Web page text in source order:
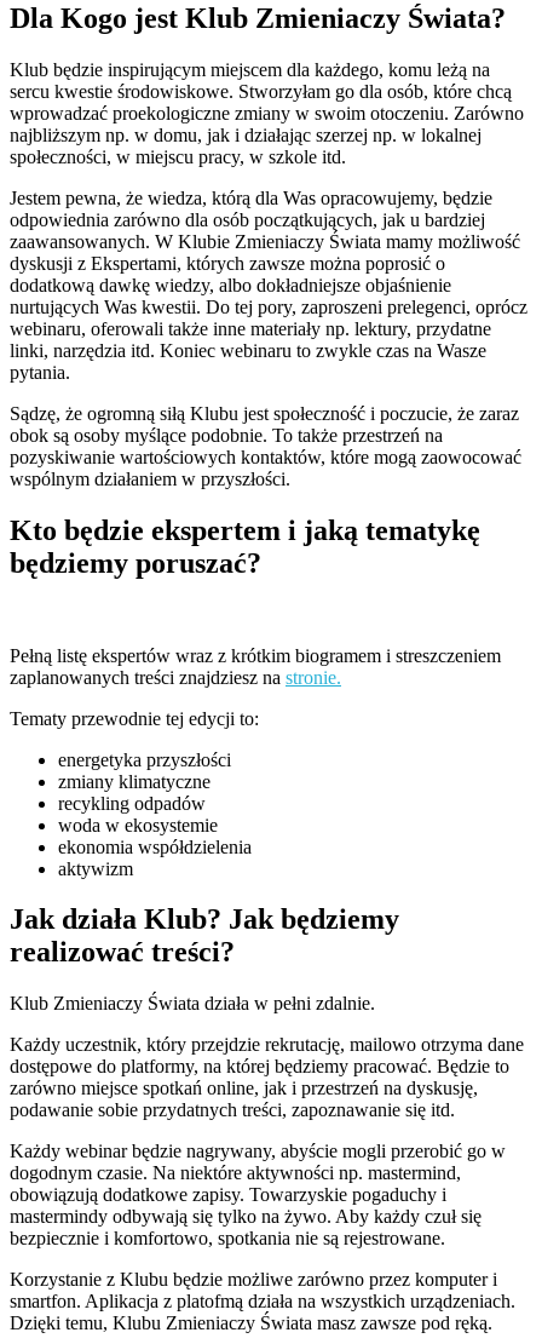
Dla Kogo jest Klub Zmieniaczy Świata?
Klub będzie inspirującym miejscem dla każdego, komu leżą na
sercu kwestie środowiskowe. Stworzyłam go dla osób, które chcą
wprowadzać proekologiczne zmiany w swoim otoczeniu. Zarówno
najbliższym np. w domu, jak i działając szerzej np. w lokalnej
społeczności, w miejscu pracy, w szkole itd.
Jestem pewna, że wiedza, którą dla Was opracowujemy, będzie
odpowiednia zarówno dla osób początkujących, jak u bardziej
zaawansowanych. W Klubie Zmieniaczy Świata mamy możliwość
dyskusji z Ekspertami, których zawsze można poprosić o
dodatkową dawkę wiedzy, albo dokładniejsze objaśnienie
nurtujących Was kwestii. Do tej pory, zaproszeni prelegenci, oprócz
webinaru, oferowali także inne materiały np. lektury, przydatne
linki, narzędzia itd. Koniec webinaru to zwykle czas na Wasze
pytania.
Sądzę, że ogromną siłą Klubu jest społeczność i poczucie, że zaraz
obok są osoby myślące podobnie. To także przestrzeń na
pozyskiwanie wartościowych kontaktów, które mogą zaowocować
wspólnym działaniem w przyszłości.
Kto będzie ekspertem i jaką tematykę
będziemy poruszać?
Pełną listę ekspertów wraz z krótkim biogramem i streszczeniem
zaplanowanych treści znajdziesz na stronie.
Tematy przewodnie tej edycji to:
energetyka przyszłości
zmiany klimatyczne
recykling odpadów
woda w ekosystemie
ekonomia współdzielenia
aktywizm
Jak działa Klub? Jak będziemy
realizować treści?
Klub Zmieniaczy Świata działa w pełni zdalnie.
Każdy uczestnik, który przejdzie rekrutację, mailowo otrzyma dane
dostępowe do platformy, na której będziemy pracować. Będzie to
zarówno miejsce spotkań online, jak i przestrzeń na dyskusję,
podawanie sobie przydatnych treści, zapoznawanie się itd.
Każdy webinar będzie nagrywany, abyście mogli przerobić go w
dogodnym czasie. Na niektóre aktywności np. mastermind,
obowiązują dodatkowe zapisy. Towarzyskie pogaduchy i
mastermindy odbywają się tylko na żywo. Aby każdy czuł się
bezpiecznie i komfortowo, spotkania nie są rejestrowane.
Korzystanie z Klubu będzie możliwe zarówno przez komputer i
smartfon. Aplikacja z platofmą działa na wszystkich urządzeniach.
Dzięki temu, Klubu Zmieniaczy Świata masz zawsze pod ręką.